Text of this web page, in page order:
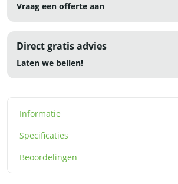
Vraag een offerte aan
Direct gratis advies
Laten we bellen!
Informatie
Specificaties
Beoordelingen